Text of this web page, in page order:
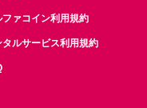
ファコイン利用規約
タルサービス利用規約